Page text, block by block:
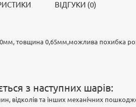
ВІДГУКИ (0)
товщина 0,65мм,можлива похибка
з наступних шарів:
відколів та інших механічних